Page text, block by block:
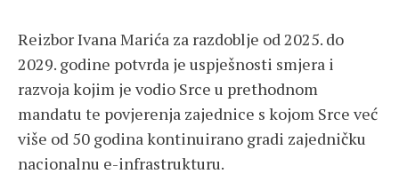
Reizbor Ivana Marića za razdoblje od 2025. do
2029. godine potvrda je uspješnosti smjera i
razvoja kojim je vodio Srce u prethodnom
mandatu te povjerenja zajednice s kojom Srce već
više od 50 godina kontinuirano gradi zajedničku
nacionalnu e-infrastrukturu.